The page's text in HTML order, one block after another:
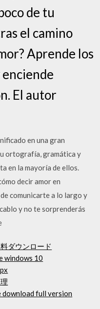
de tu
el camino
Aprende los
El autor
en una gran
ortografía, gramática y
en la mayoría de ellos.
decir amor en
comunicarte a lo largo y
y no te sorprenderás
ダウンロード
windows 10
download full version